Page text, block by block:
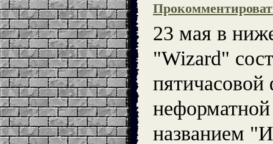
23 мая в
"Wizard"
пятичасовой
названием